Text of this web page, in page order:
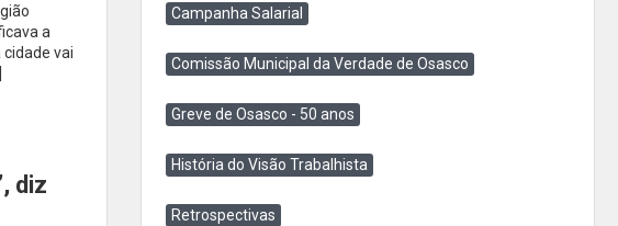
a
cidade vai
diz
Campanha Salarial
Comissão Municipal da Verdade de Osasco
Greve de Osasco - 50 anos
História do Visão Trabalhista
Retrospectivas